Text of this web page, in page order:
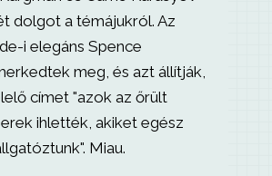
dolgot a témájukról. Az
i elegáns Spence
meg, és azt állítják,
címet "azok az őrült
ihlették, akiket egész
Miau.